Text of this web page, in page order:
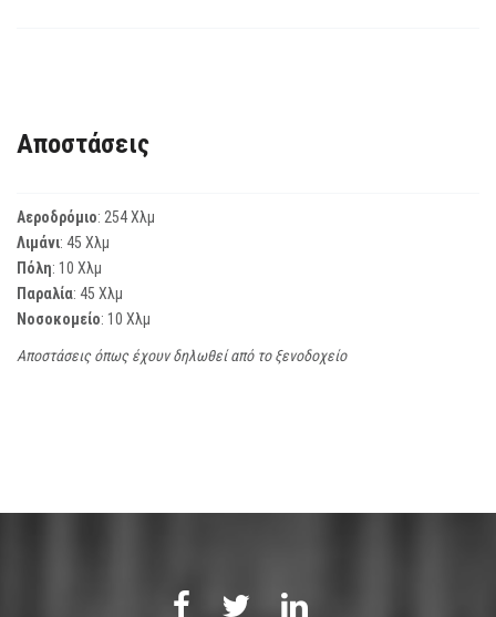
Αποστάσεις
Αεροδρόμιο: 254 Χλμ
Λιμάνι: 45 Χλμ
Πόλη: 10 Χλμ
Παραλία: 45 Χλμ
Νοσοκομείο: 10 Χλμ
Αποστάσεις όπως έχουν δηλωθεί από το ξενοδοχείο